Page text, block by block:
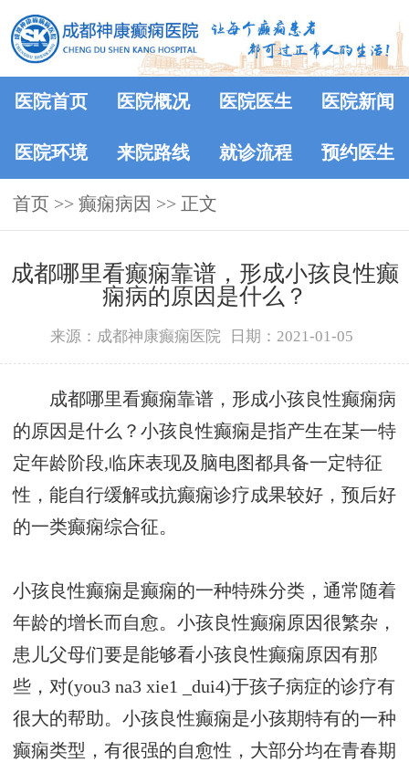
医院首页 医院概况 医院医生 医院新闻
医院环境 来院路线 就诊流程 预约医生
首页 >> 癫痫病因 >> 正文
成都哪里看癫痫靠谱，形成小孩良性癫
痫病的原因是什么？
来源：成都神康癫痫医院 日期：2021-01-05
成都哪里看癫痫靠谱，形成小孩良性癫痫病
的原因是什么？小孩良性癫痫是指产生在某一特
定年龄阶段,临床表现及脑电图都具备一定特征
性，能自行缓解或抗癫痫诊疗成果较好，预后好
的一类癫痫综合征。
小孩良性癫痫是癫痫的一种特殊分类，通常随着
年龄的增长而自愈。小孩良性癫痫原因很繁杂，
患儿父母们要是能够看小孩良性癫痫原因有那
些，对(you3 na3 xie1 _dui4)于孩子病症的诊疗有
很大的帮助。小孩良性癫痫是小孩期特有的一种
癫痫类型，有很强的自愈性，大部分均在青春期